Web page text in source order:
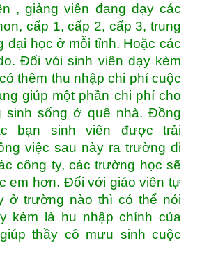
, giảng viên đang dạy các
cấp 1, cấp 2, cấp 3, trung
đại học ở mỗi tỉnh. Hoặc các
Đối vói sinh viên dạy kèm
thêm thu nhập chi phí cuộc
giúp một phần chi phí cho
sinh sống ở quê nhà. Đồng
bạn sinh viên được trải
việc sau này ra trường đi
công ty, các trường học sẽ
em hơn. Đối với giáo viên tự
ở trường nào thì có thể nói
kèm là hu nhập chính của
thầy cô mưu sinh cuộc